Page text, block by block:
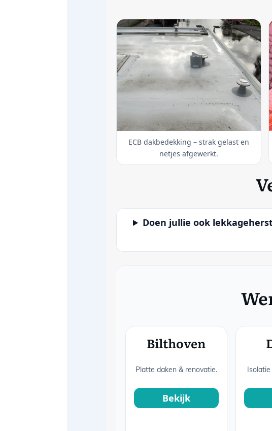
ECB dakbedekking – strak gelast en
netjes afgewerkt.
Doen jullie ook
Bilthoven
Platte daken & renovatie.
Bekijk